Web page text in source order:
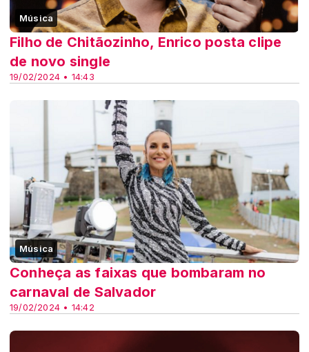
Música
19/02/2024 • 14:43
Filho de Chitãozinho, Enrico posta clipe
de novo single
Música
19/02/2024 • 14:42
Conheça as faixas que bombaram no
carnaval de Salvador